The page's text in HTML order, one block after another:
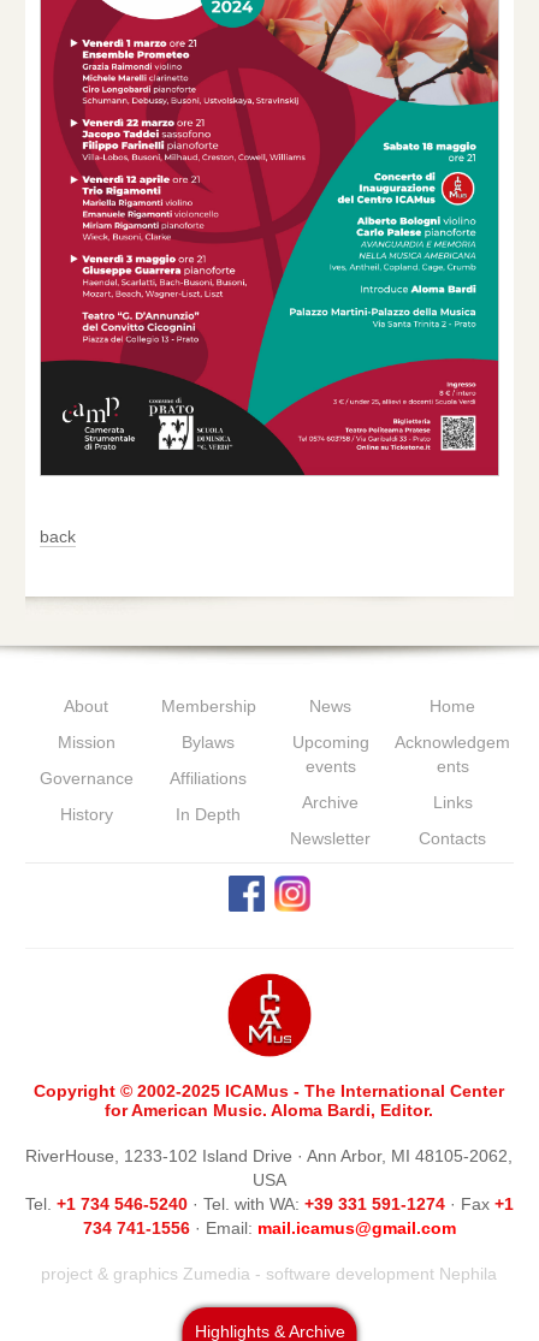
back
Highlights & Archive
About
Mission
Governance
History
Membership
Bylaws
Affiliations
In Depth
News
Upcoming
events
Archive
Newsletter
Home
Acknowledgem
ents
Links
Contacts
Copyright © 2002-2025 ICAMus - The International Center
for American Music. Aloma Bardi, Editor.
RiverHouse, 1233-102 Island Drive · Ann Arbor, MI 48105-2062,
USA
Tel. +1 734 546-5240· Tel. with WA: +39 331 591-1274 · Fax +1
734 741-1556· Email: mail.icamus@gmail.com
project & graphicsZumedia - software development Nephila